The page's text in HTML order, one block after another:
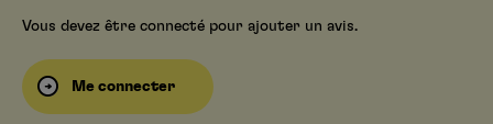
Vous devez être connecté pour ajouter un avis.
Me connecter